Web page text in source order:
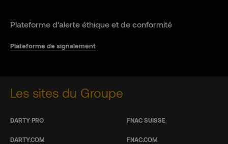
Plateforme d’alerte éthique et de conformité
Plateforme de signalement
Les sites du Groupe
DARTY PRO
DARTY.COM
FNAC SUISSE
FNAC.COM